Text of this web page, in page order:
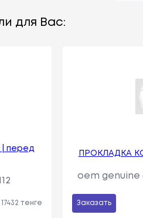
для Вас:
| перед
тенге
ПРОКЛАДКА
oem genuine
Заказать